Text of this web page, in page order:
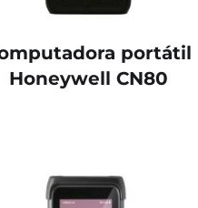
portátil
Honeywell CN80